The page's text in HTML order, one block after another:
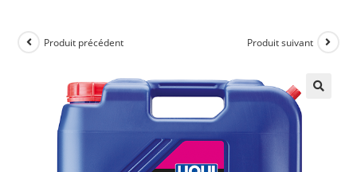
Produit précédent Produit suivant